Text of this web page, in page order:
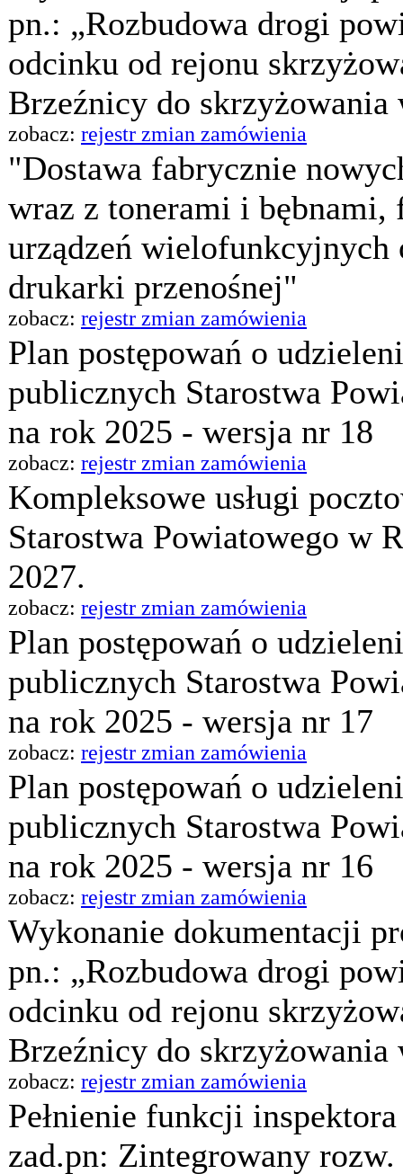
pn.: „Rozbudowa drogi
odcinku od rejonu
Brzeźnicy do
zobacz: rejestr zmian zamówienia
"Dostawa fabrycznie
wraz z tonerami i bębnami,
urządzeń wielofunkcyjnych
drukarki przenośnej"
zobacz: rejestr zmian zamówienia
Plan postępowań o
publicznych Starostwa
na rok 2025 - wersja nr 18
zobacz: rejestr zmian zamówienia
Kompleksowe usługi
Starostwa Powiatowego w
2027.
zobacz: rejestr zmian zamówienia
Plan postępowań o
publicznych Starostwa
na rok 2025 - wersja nr 17
zobacz: rejestr zmian zamówienia
Plan postępowań o
publicznych Starostwa
na rok 2025 - wersja nr 16
zobacz: rejestr zmian zamówienia
Wykonanie dokumentacji
pn.: „Rozbudowa drogi
odcinku od rejonu
Brzeźnicy do
zobacz: rejestr zmian zamówienia
Pełnienie funkcji
zad.pn: Zintegrowany